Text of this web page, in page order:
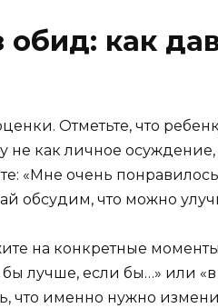
обид: как
Отметьте, что
не как личное
«Мне очень
обсудим, что можно
на конкретные
лучше, если бы…» или
что именно нужно